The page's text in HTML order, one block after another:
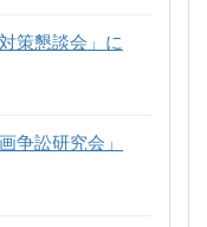
策懇談会」に
争訟研究会」